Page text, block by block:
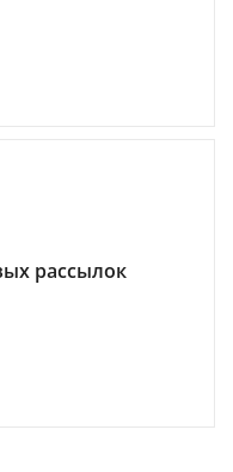
рассылок